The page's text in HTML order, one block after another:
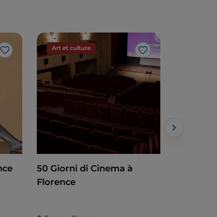
J’aime
Art et culture
J’aime
50 Giorni di Cinema à
Florence